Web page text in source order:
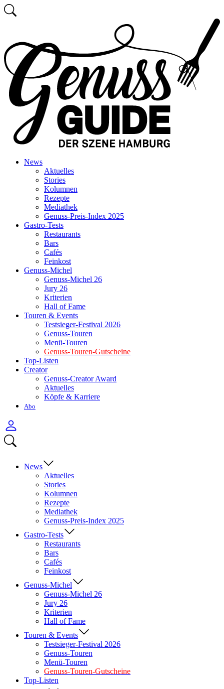
Zum
Inhalt
Suchen
Startseite
News
Aktuelles
Stories
Kolumnen
Rezepte
Mediathek
Genuss-Preis-Index 2025
Gastro-Tests
Restaurants
Bars
Cafés
Feinkost
Genuss-Michel
Genuss-Michel 26
Jury 26
Kriterien
Hall of Fame
Touren & Events
Testsieger-Festival 2026
Genuss-Touren
Menü-Touren
Genuss-Touren-Gutscheine
Top-Listen
Creator
Genuss-Creator Award
Aktuelles
Köpfe & Karriere
Abo
Anmelden
Menü
öffnen
Suchen
News
Aktuelles
Stories
Kolumnen
Rezepte
Mediathek
Genuss-Preis-Index 2025
Gastro-Tests
Restaurants
Bars
Cafés
Feinkost
Genuss-Michel
Genuss-Michel 26
Jury 26
Kriterien
Hall of Fame
Touren & Events
Testsieger-Festival 2026
Genuss-Touren
Menü-Touren
Genuss-Touren-Gutscheine
Top-Listen